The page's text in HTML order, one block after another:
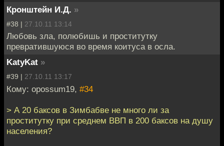
Кронштейн И.Д. »
#38 | 27.10.11 13:14
Любовь зла, полюбишь и проститутку
превратившуюся во время коитуса в осла.
KatyKat »
#39 | 27.10.11 13:17
Кому: opossum19, #34
> А 20 баксов в Зимбабве не много ли за
проститутку при среднем ВВП в 200 баксов на душу
населения?